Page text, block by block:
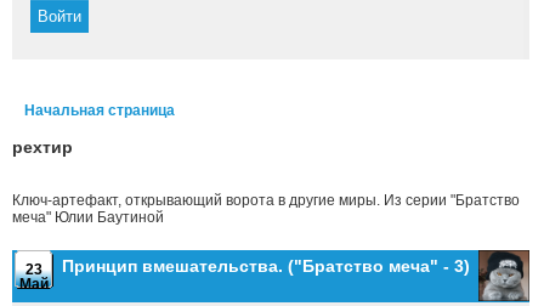
Начальная страница
рехтир
Ключ-артефакт, открывающий ворота в другие миры. Из серии "Братство
меча" Юлии Баутиной
23
Май
Принцип вмешательства. ("Братство меча" - 3)